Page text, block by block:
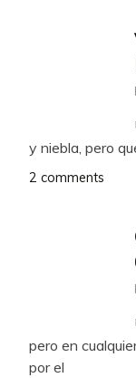
y niebla, pero
2 comments
pero en
por el